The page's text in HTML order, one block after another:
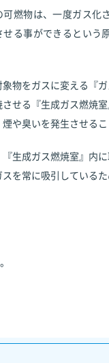
可燃物は、一度ガス化
せる事ができるという
物をガスに変える『
させる『生成ガス燃焼
や臭いを発生させるこ
『生成ガス燃焼室』内
スを常に吸引している